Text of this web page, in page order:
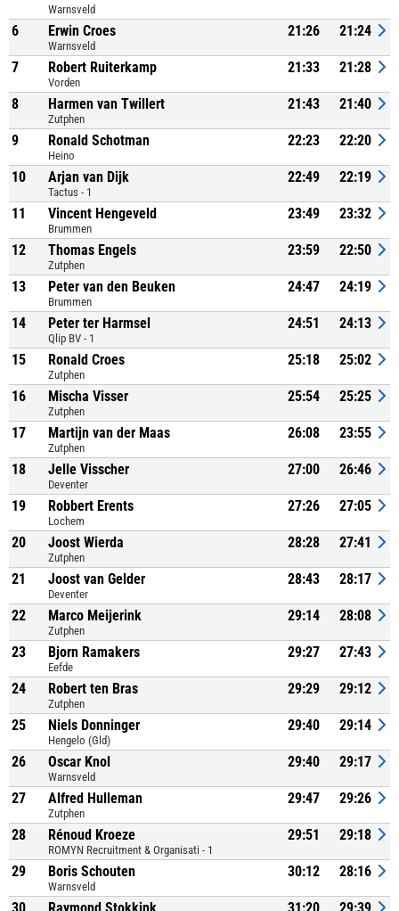
Warnsveld
6 Erwin Croes
Warnsveld
21:26 21:24
7 Robert Ruiterkamp
Vorden
21:33 21:28
8 Harmen van Twillert
Zutphen
21:43 21:40
9 Ronald Schotman
Heino
22:23 22:20
10 Arjan van Dijk
Tactus - 1
22:49 22:19
11 Vincent Hengeveld
Brummen
23:49 23:32
12 Thomas Engels
Zutphen
23:59 22:50
13 Peter van den Beuken
Brummen
24:47 24:19
14 Peter ter Harmsel
Qlip BV - 1
24:51 24:13
15 Ronald Croes
Zutphen
25:18 25:02
16 Mischa Visser
Zutphen
25:54 25:25
17 Martijn van der Maas
Zutphen
26:08 23:55
18 Jelle Visscher
Deventer
27:00 26:46
19 Robbert Erents
Lochem
27:26 27:05
20 Joost Wierda
Zutphen
28:28 27:41
21 Joost van Gelder
Deventer
28:43 28:17
22 Marco Meijerink
Zutphen
29:14 28:08
23 Bjorn Ramakers
Eefde
29:27 27:43
24 Robert ten Bras
Zutphen
29:29 29:12
25 Niels Donninger
Hengelo (Gld)
29:40 29:14
26 Oscar Knol
Warnsveld
29:40 29:17
27 Alfred Hulleman
Zutphen
29:47 29:26
28 Rénoud Kroeze
ROMYN Recruitment & Organisati - 1
29:51 29:18
29 Boris Schouten
Warnsveld
30:12 28:16